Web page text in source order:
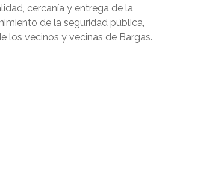
cercanía y entrega de la
de la seguridad pública,
los vecinos y vecinas de Bargas.